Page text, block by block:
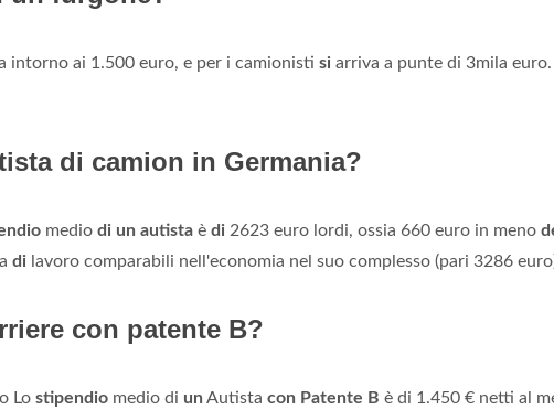
intorno ai 1.500 euro, e per i camionisti si arriva a punte di 3mila
di camion in Germania?
medio di un autista è di 2623 euro lordi, ossia 660 euro in meno
di lavoro comparabili nell'economia nel suo complesso (pari 3286
con patente B?
Lo stipendio medio di un Autista con Patente B è di 1.450 € netti al